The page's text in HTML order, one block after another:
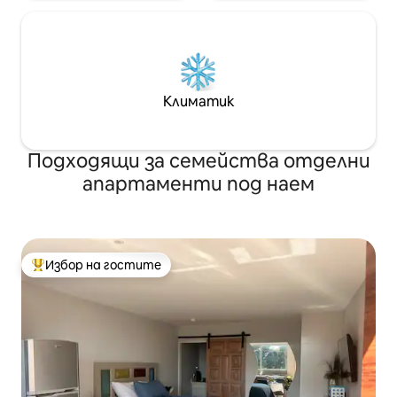
Климатик
Подходящи за семейства отделни
апартаменти под наем
Най-популярен избор на гостите
Избор на гостите